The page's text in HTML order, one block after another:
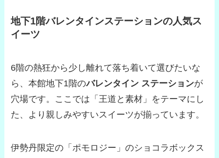
地下1階バレンタインステーションの人気ス
イーツ
6階の熱狂から少し離れて落ち着いて選びたいな
ら、本館地下1階のバレンタイン ステーションが
穴場です。ここでは「王道と素材」をテーマにし
た、より親しみやすいスイーツが揃っています。
伊勢丹限定の「ポモロジー」のショコラボックス